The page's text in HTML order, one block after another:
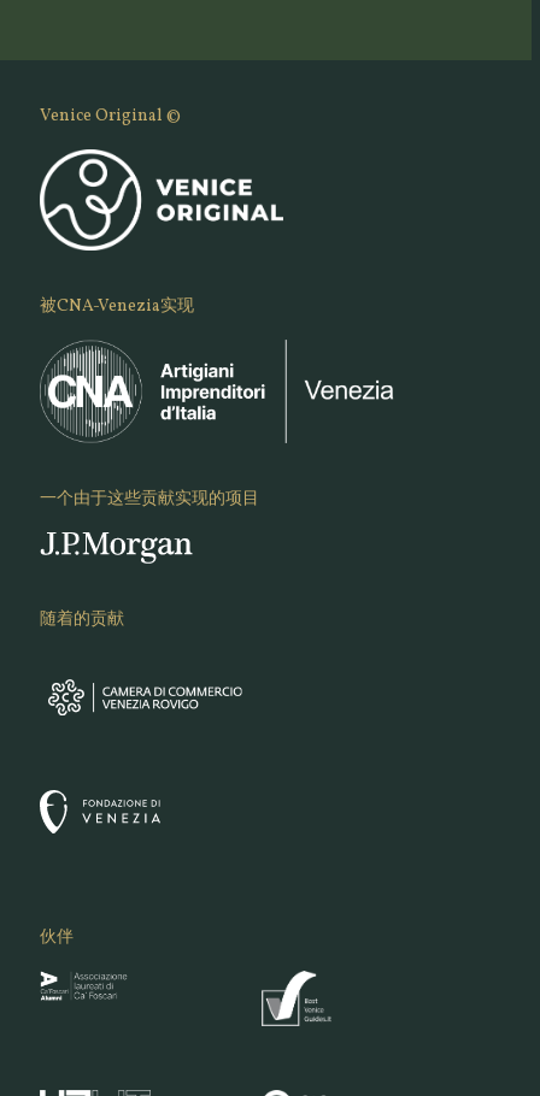
Venice Original ©
被CNA-Venezia实现
一个由于这些贡献实现的项目
随着的贡献
伙伴